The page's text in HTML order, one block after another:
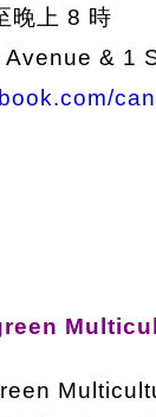
晚上 8 時
Avenue & 1